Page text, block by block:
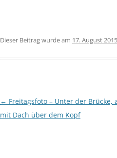
Dieser Beitrag wurde am 17. August 2015
Beitragsnavigation
← Freitagsfoto – Unter der Brücke,
mit Dach über dem Kopf